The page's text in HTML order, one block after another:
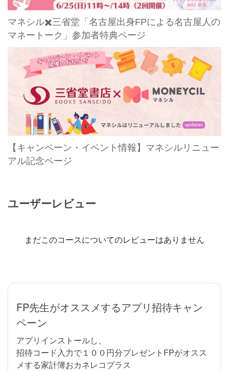
マネシル✖️三省堂「名古屋出身FPによる名古屋人の
マネートーク」参加者特典ページ
【キャンペーン・イベント情報】マネシルリニュー
アル記念ページ
ユーザーレビュー
まだこのコースについてのレビューはありません
FP先生がオススメするアプリ招待キャン
ペーン
アプリインストールし、
招待コード入力で１００円分プレゼントFPがオスス
メする家計簿おカネレコプラス